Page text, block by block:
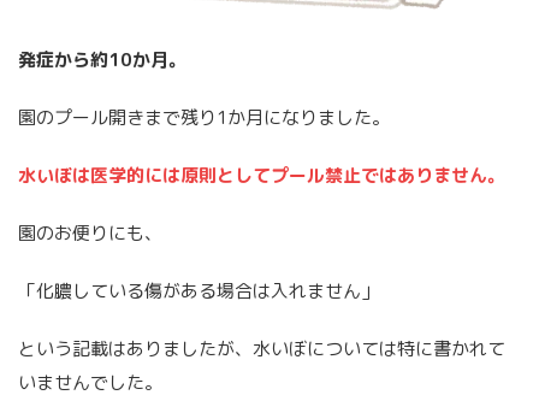
発症から約10か月。
園のプール開きまで残り1か月になりました。
水いぼは医学的には原則としてプール禁止ではありません。
園のお便りにも、
「化膿している傷がある場合は入れません」
という記載はありましたが、水いぼについては特に書かれて
いませんでした。